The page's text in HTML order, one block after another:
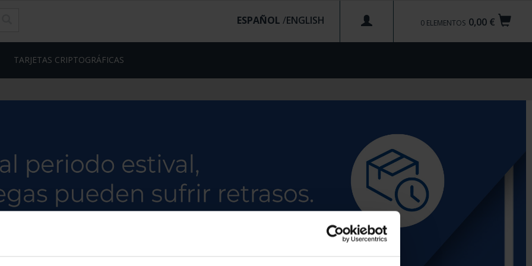
0,00 €
0 ELEMENTOS
ESPAÑOL /
TARJETAS CRIPTOGRÁFICAS